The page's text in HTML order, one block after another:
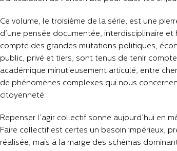
Ce volume, le troisième de la série, est une
d’une pensée documentée, interdisciplinaire
compte des grandes mutations politiques,
public, privé et tiers, sont tenus de tenir
académique minutieusement articulé, entre
de phénomènes complexes qui nous
citoyenneté.
Repenser l’agir collectif sonne aujourd’hui en
Faire collectif est certes un besoin impérieux,
réalisée, mais à la marge des schémas